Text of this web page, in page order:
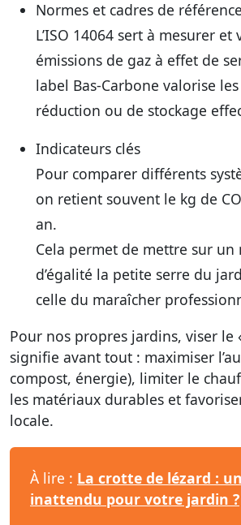
Normes et cadres de référence
L’ISO 14064 sert à mesurer
émissions de gaz à effet de
label Bas-Carbone valorise
réduction ou de stockage
Indicateurs clés
Pour comparer différents
on retient souvent le kg de
an.
Cela permet de mettre sur un
d’égalité la petite serre du
celle du maraîcher
Pour nos propres jardins, viser le
signifie avant tout : maximiser
compost, énergie), limiter le
les matériaux durables et
locale.
À lire : La crotte de lézard :
inattendu pour votre jardin ?